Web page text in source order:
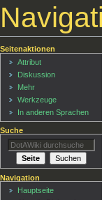
Seitenaktionen
Attribut
Diskussion
Mehr
Werkzeuge
In anderen Sprachen
Suche
Navigation
Hauptseite